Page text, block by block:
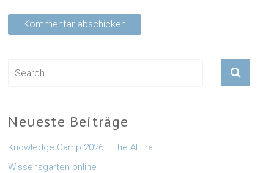
Neueste Beiträge
Knowledge Camp 2026 – the AI Era
Wissensgarten online